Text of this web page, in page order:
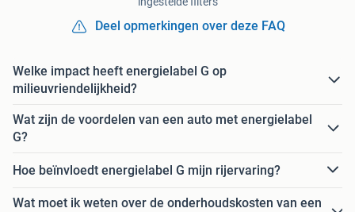
Deel opmerkingen over deze FAQ
Welke impact heeft energielabel G op
milieuvriendelijkheid?
Wat zijn de voordelen van een auto met energielabel
G?
Hoe beïnvloedt energielabel G mijn rijervaring?
Wat moet ik weten over de onderhoudskosten van een